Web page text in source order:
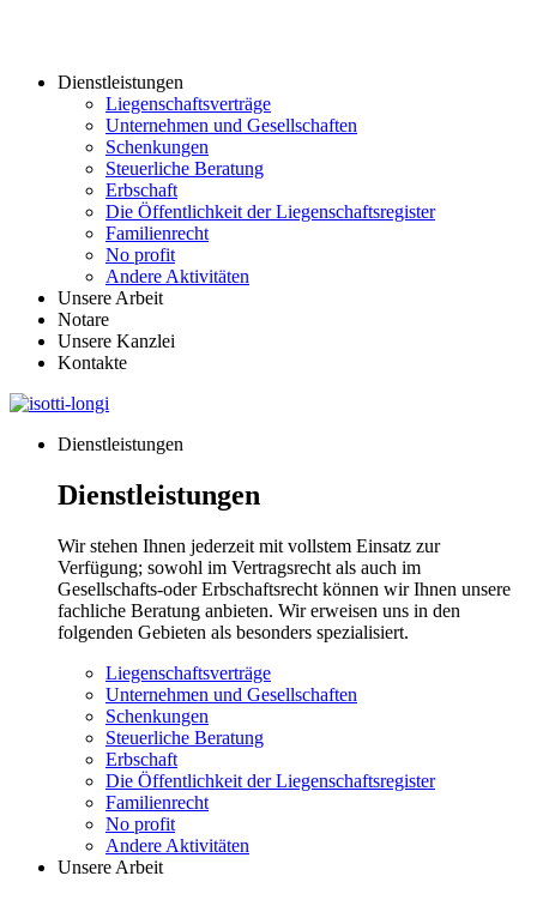
Dienstleistungen
Liegenschaftsverträge
Unternehmen und Gesellschaften
Schenkungen
Steuerliche Beratung
Erbschaft
Die Öffentlichkeit der Liegenschaftsregister
Familienrecht
No profit
Andere Aktivitäten
Unsere Arbeit
Notare
Unsere Kanzlei
Kontakte
Dienstleistungen
Dienstleistungen
Wir stehen Ihnen jederzeit mit vollstem Einsatz zur
Verfügung; sowohl im Vertragsrecht als auch im
Gesellschafts-oder Erbschaftsrecht können wir Ihnen unsere
fachliche Beratung anbieten. Wir erweisen uns in den
folgenden Gebieten als besonders spezialisiert.
Liegenschaftsverträge
Unternehmen und Gesellschaften
Schenkungen
Steuerliche Beratung
Erbschaft
Die Öffentlichkeit der Liegenschaftsregister
Familienrecht
No profit
Andere Aktivitäten
Unsere Arbeit